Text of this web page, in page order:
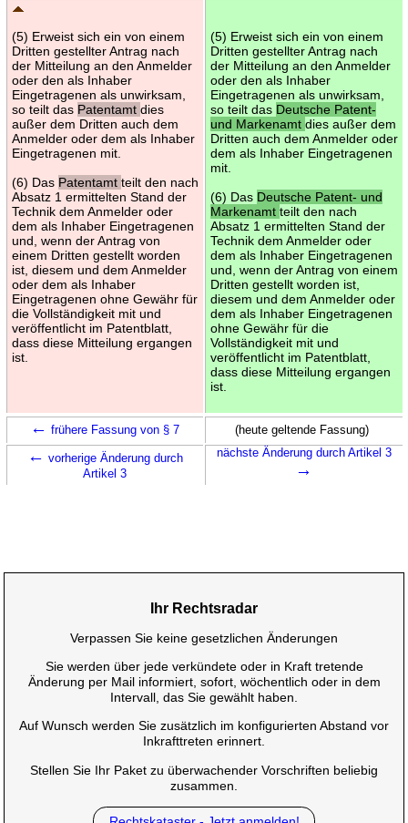
(5) Erweist sich ein von einem
Dritten gestellter Antrag nach
der Mitteilung an den Anmelder
oder den als Inhaber
Eingetragenen als unwirksam,
so teilt das Patentamt dies
außer dem Dritten auch dem
Anmelder oder dem als Inhaber
Eingetragenen mit.
(6) Das Patentamt teilt den nach
Absatz 1 ermittelten Stand der
Technik dem Anmelder oder
dem als Inhaber Eingetragenen
und, wenn der Antrag von
einem Dritten gestellt worden
ist, diesem und dem Anmelder
oder dem als Inhaber
Eingetragenen ohne Gewähr für
die Vollständigkeit mit und
veröffentlicht im Patentblatt,
dass diese Mitteilung ergangen
ist.
(5) Erweist sich ein von einem
Dritten gestellter Antrag nach
der Mitteilung an den Anmelder
oder den als Inhaber
Eingetragenen als unwirksam,
so teilt das Deutsche Patent-
und Markenamt dies außer dem
Dritten auch dem Anmelder oder
dem als Inhaber Eingetragenen
mit.
(6) Das Deutsche Patent- und
Markenamt teilt den nach
Absatz 1 ermittelten Stand der
Technik dem Anmelder oder
dem als Inhaber Eingetragenen
und, wenn der Antrag von einem
Dritten gestellt worden ist,
diesem und dem Anmelder oder
dem als Inhaber Eingetragenen
ohne Gewähr für die
Vollständigkeit mit und
veröffentlicht im Patentblatt,
dass diese Mitteilung ergangen
ist.
← frühere Fassung von § 7 (heute geltende Fassung)
← vorherige Änderung durch
Artikel 3
nächste Änderung durch Artikel 3
→
Ihr Rechtsradar
Verpassen Sie keine gesetzlichen Änderungen
Sie werden über jede verkündete oder in Kraft tretende
Änderung per Mail informiert, sofort, wöchentlich oder in dem
Intervall, das Sie gewählt haben.
Auf Wunsch werden Sie zusätzlich im konfigurierten Abstand vor
Inkrafttreten erinnert.
Stellen Sie Ihr Paket zu überwachender Vorschriften beliebig
zusammen.